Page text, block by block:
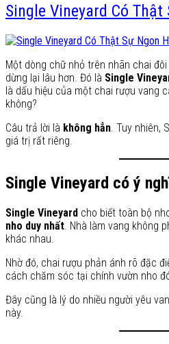
Single Vineyard Có Thật
Một dòng chữ nhỏ trên nhãn chai
dừng lại lâu hơn. Đó là Single
là dấu hiệu của một chai rượu vang
không?
Câu trả lời là không hẳn . Tuy nhiên,
giá trị rất riêng.
Single Vineyard có ý
Single Vineyard cho biết toàn bộ
nho duy nhất . Nhà làm vang không
khác nhau.
Nhờ đó, chai rượu phản ánh rõ đặc
cách chăm sóc tại chính vườn nho
Đây cũng là lý do nhiều người yêu
này.